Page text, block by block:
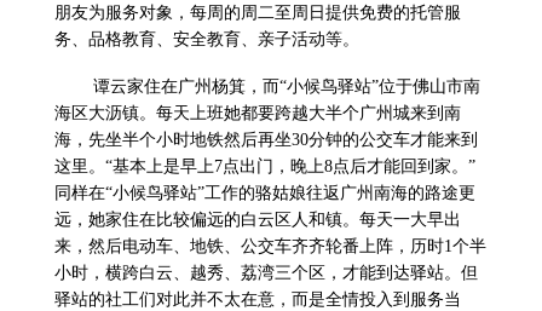
朋友为服务对象，每周的周二至周日提供免费的托管服
务、品格教育、安全教育、亲子活动等。
谭云家住在广州杨箕，而“小候鸟驿站”位于佛山市南
海区大沥镇。每天上班她都要跨越大半个广州城来到南
海，先坐半个小时地铁然后再坐30分钟的公交车才能来到
这里。“基本上是早上7点出门，晚上8点后才能回到家。”
同样在“小候鸟驿站”工作的骆姑娘往返广州南海的路途更
远，她家住在比较偏远的白云区人和镇。每天一大早出
来，然后电动车、地铁、公交车齐齐轮番上阵，历时1个半
小时，横跨白云、越秀、荔湾三个区，才能到达驿站。但
驿站的社工们对此并不太在意，而是全情投入到服务当